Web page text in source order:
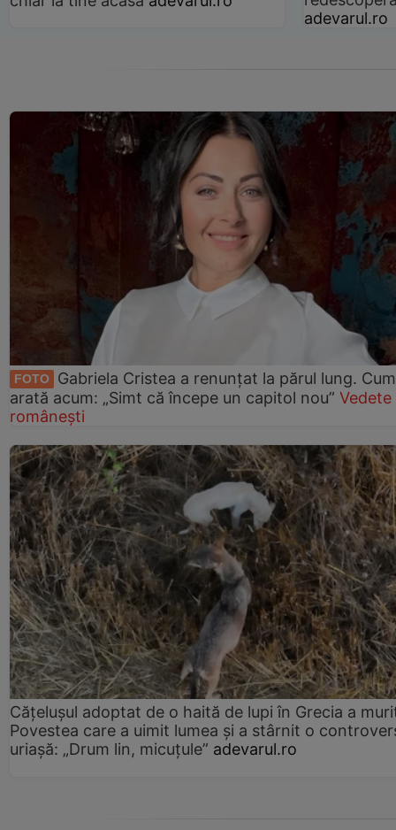
adevarul.ro
FOTO
Gabriela Cristea a renunțat la părul lung. Cum
arată acum: „Simt că începe un capitol nou” Vedete
românești
Cățelușul adoptat de o haită de lupi în Grecia a
Povestea care a uimit lumea și a stârnit o
uriașă: „Drum lin, micuțule” adevarul.ro